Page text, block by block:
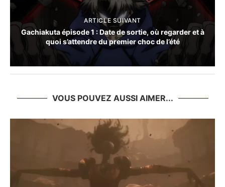
ARTICLE SUIVANT
Gachiakuta épisode 1 : Date de sortie, où regarder et à
quoi s’attendre du premier choc de l’été
VOUS POUVEZ AUSSI AIMER...